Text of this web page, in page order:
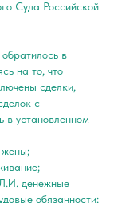
Суда Российской
в
на то, что
сделки,
с
в установленном
жены;
денежные
обязанности;